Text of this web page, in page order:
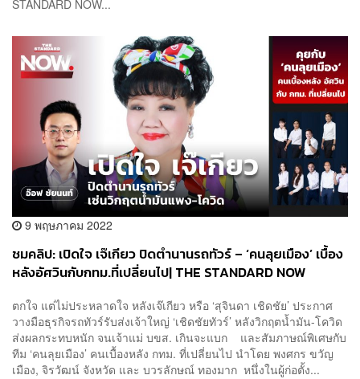
STANDARD NOW...
9 พฤษภาคม 2022
ชมคลิป: เปิดใจ เจ๊เกียว ปิดตำนานรถทัวร์ – ‘คนลุยเมือง’ เบื้อง
หลังอัศวินกับกทม.ที่เปลี่ยนไป| THE STANDARD NOW
ตกใจ แต่ไม่ประหลาดใจ หลังเจ๊เกียว หรือ ‘สุจินดา เชิดชัย’ ประกาศ
วางมือธุรกิจรถทัวร์รับส่งเจ้าใหญ่ ‘เชิดชัยทัวร์’ หลังวิกฤตน้ำมัน-โควิด
ส่งผลกระทบหนัก จนเจ้าแม่ บขส. เกินจะแบก และสัมภาษณ์พิเศษกับ
ทีม ‘คนลุยเมือง’ คนเบื้องหลัง กทม. ที่เปลี่ยนไป นำโดย พงศกร ขวัญ
เมือง, จิรวัฒน์ จังหวัด และ บวรลักษณ์ ทองมาก หนึ่งในผู้ก่อตั้ง...